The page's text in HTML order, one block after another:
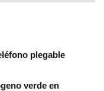
plegable
verde en